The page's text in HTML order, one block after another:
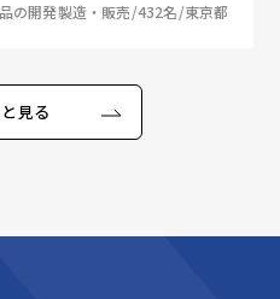
の開発製造・販売/432名/東京都
見る